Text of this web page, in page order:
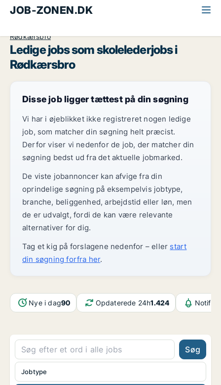
JOB-ZONEN.DK
Rødkærsbro
Ledige jobs som skolelederjobs i
Rødkærsbro
Disse job ligger tættest på din søgning
Vi har i øjeblikket ikke registreret nogen ledige
job, som matcher din søgning helt præcist.
Derfor viser vi nedenfor de job, der matcher din
søgning bedst ud fra det aktuelle jobmarked.
De viste jobannoncer kan afvige fra din
oprindelige søgning på eksempelvis jobtype,
branche, beliggenhed, arbejdstid eller løn, men
de er udvalgt, fordi de kan være relevante
alternativer for dig.
Tag et kig på forslagene nedenfor – eller start
din søgning forfra her.
Nye i dag90 Opdaterede 24h1.424
Søg
Jobtype